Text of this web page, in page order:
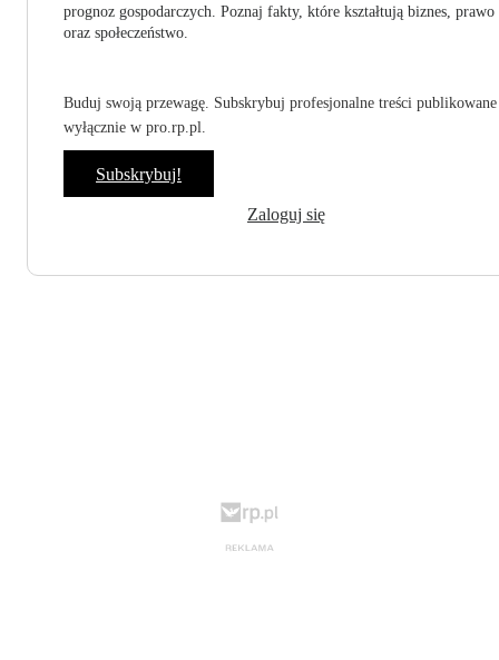
prognoz gospodarczych. Poznaj fakty, które kształtują biznes, prawo
oraz społeczeństwo.
Buduj swoją przewagę. Subskrybuj profesjonalne treści publikowane
wyłącznie w pro.rp.pl.
Subskrybuj!
Zaloguj się